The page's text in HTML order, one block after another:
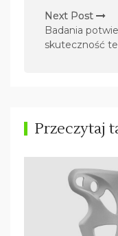
i
g
a
w
p
Next Post
Badania
skuteczność
Przeczytaj